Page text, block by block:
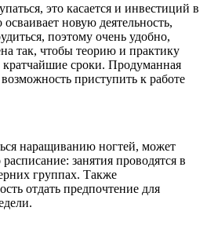
это касается и инвестиций в
новую деятельность,
поэтому очень удобно,
так, чтобы теорию и практику
сроки. Продуманная
приступить к работе
наращиванию ногтей, может
занятия проводятся в
группах. Также
отдать предпочтение для